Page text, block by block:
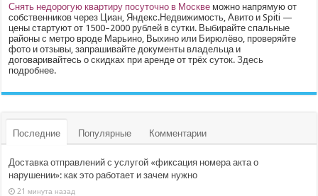
Снять недорогую квартиру посуточно в Москве можно напрямую от
собственников через Циан, Яндекс.Недвижимость, Авито и Spiti —
цены стартуют от 1500–2000 рублей в сутки. Выбирайте спальные
районы с метро вроде Марьино, Выхино или Бирюлёво, проверяйте
фото и отзывы, запрашивайте документы владельца и
договаривайтесь о скидках при аренде от трёх суток.Здесь
подробнее.
Последние Популярные Комментарии
Доставка отправлений с услугой «фиксация номера акта о
нарушении»: как это работает и зачем нужно
21 минута назад